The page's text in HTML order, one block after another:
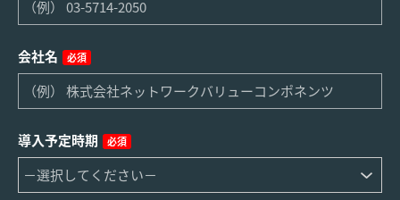
会社名 必須
導入予定時期 必須